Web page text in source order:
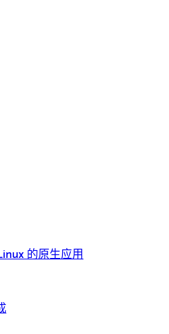
的原生应用